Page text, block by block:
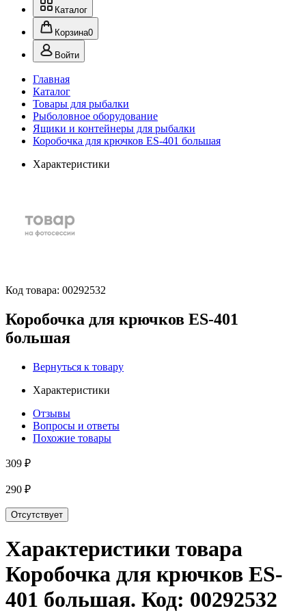
Каталог
Корзина0
Войти
Главная
Каталог
Товары для рыбалки
Рыболовное оборудование
Ящики и контейнеры для рыбалки
Коробочка для крючков ES-401 большая
Характеристики
Код товара: 00292532
Коробочка для крючков ES-401
большая
Вернуться к товару
Характеристики
Отзывы
Вопросы и ответы
Похожие товары
309 ₽
290 ₽
Отсутствует
Характеристики товара
Коробочка для крючков ES-
401 большая. Код: 00292532